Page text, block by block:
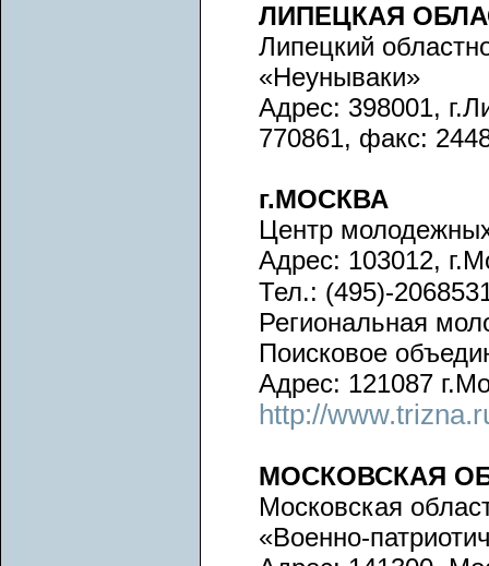
ЛИПЕЦКАЯ
Липецкий
«Неунываки»
Адрес: 398001,
770861, факс:
г.МОСКВА
Центр
Адрес: 103012,
Тел.: (495)-
Региональная
Поисковое
Адрес: 121087
http://
МОСКОВСКАЯ
Московская
«Военно-